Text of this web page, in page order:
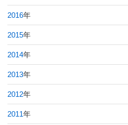
2016年
2015年
2014年
2013年
2012年
2011年